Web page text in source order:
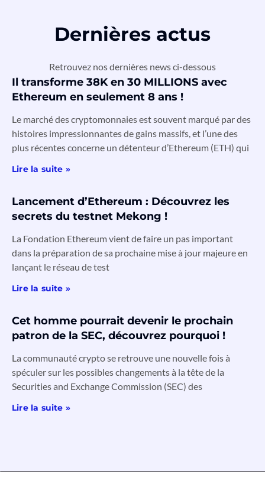
Dernières actus
Retrouvez nos dernières news ci-dessous
Il transforme 38K en 30 MILLIONS avec
Ethereum en seulement 8 ans !
Le marché des cryptomonnaies est souvent marqué par des
histoires impressionnantes de gains massifs, et l’une des
plus récentes concerne un détenteur d’Ethereum (ETH) qui
Lire la suite »
Lancement d’Ethereum : Découvrez les
secrets du testnet Mekong !
La Fondation Ethereum vient de faire un pas important
dans la préparation de sa prochaine mise à jour majeure en
lançant le réseau de test
Lire la suite »
Cet homme pourrait devenir le prochain
patron de la SEC, découvrez pourquoi !
La communauté crypto se retrouve une nouvelle fois à
spéculer sur les possibles changements à la tête de la
Securities and Exchange Commission (SEC) des
Lire la suite »